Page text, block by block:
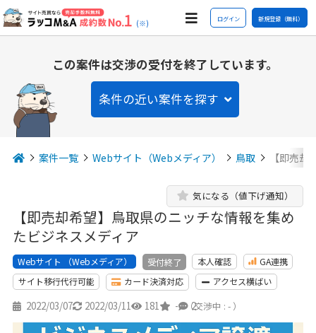
(※) ログイン 新規登録（無料）
この案件は交渉の受付を終了しています。
条件の近い案件を探す
案件一覧 Webサイト（Webメディア） 鳥取 【即売
【即売却希望】鳥取県のニッチな情報を集め
たビジネスメディア
気になる（値下げ通知）
Webサイト （Webメディア） 受付終了 本人確認
GA連携
サイト移行代行可能
カード決済対応 アクセス横ばい
2022/03/07 2022/03/11 181 - 2
（交渉中 : - ）